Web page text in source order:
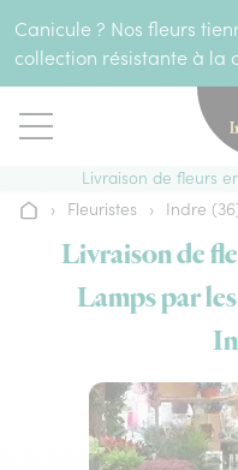
Canicule ? Nos fleurs
collection résistante à la
Livraison de fleurs
Accueil
› Fleuristes › Indre
Livraison de
Lamps par